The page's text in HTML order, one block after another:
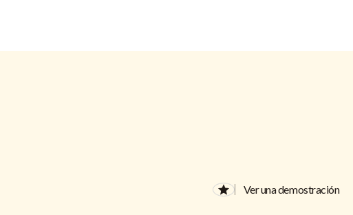
Ver una demostración